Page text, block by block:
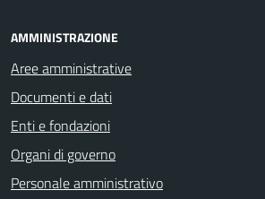
AMMINISTRAZIONE
Aree amministrative
Documenti e dati
Enti e fondazioni
Organi di governo
Personale amministrativo